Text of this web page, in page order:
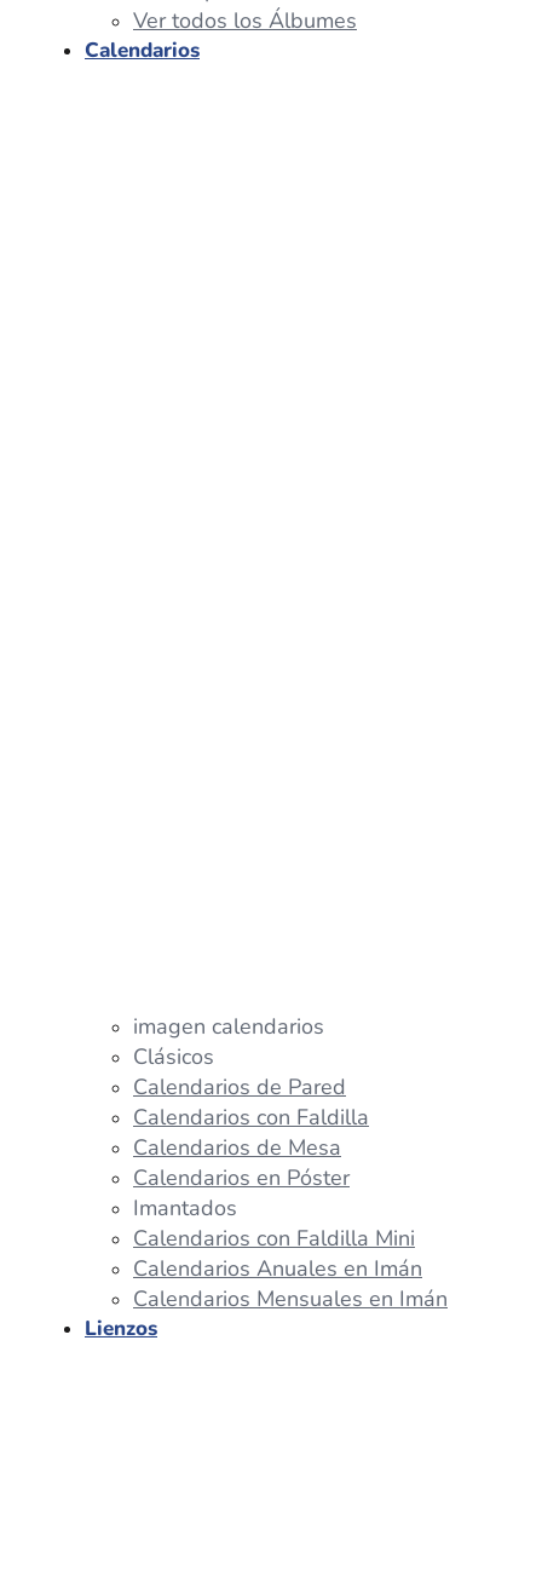
Ver todos los Álbumes
Calendarios
imagen calendarios
Clásicos
Calendarios de Pared
Calendarios con Faldilla
Calendarios de Mesa
Calendarios en Póster
Imantados
Calendarios con Faldilla Mini
Calendarios Anuales en Imán
Calendarios Mensuales en Imán
Lienzos